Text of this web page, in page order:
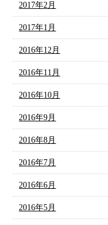
2017年2月
2017年1月
2016年12月
2016年11月
2016年10月
2016年9月
2016年8月
2016年7月
2016年6月
2016年5月